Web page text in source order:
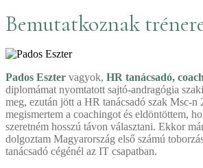
Bemutatkoznak
Pados Eszter vagyok, HR tanácsadó,
diplomámat nyomtatott sajtó-andragógia
meg, ezután jött a HR tanácsadó szak Msc-n
megismertem a coachingot és eldöntöttem,
szeretném hosszú távon választani. Ekkor
dolgoztam Magyarország első számú
tanácsadó cégénél az IT csapatban.